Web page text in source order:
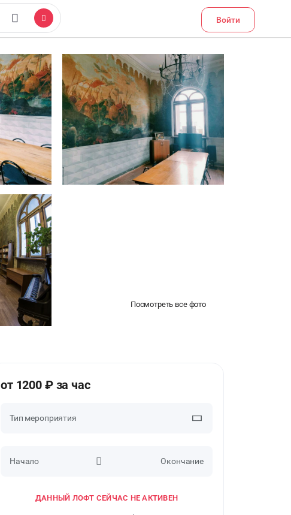
Войти
Посмотреть все фото
от 1200 ₽ за час
Тип мероприятия
ДЕЛОВЫЕ МЕРОПРИЯТИЯ
Начало Окончание
ДАННЫЙ ЛОФТ СЕЙЧАС НЕ АКТИВЕН